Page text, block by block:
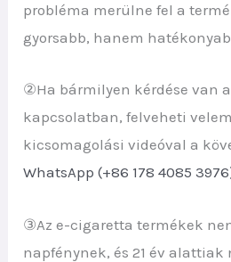
probléma merülne fel a
gyorsabb, hanem
②Ha bármilyen kérdése van
kapcsolatban, felveheti
kicsomagolási videóval a
WhatsApp (+86 178 4085
③Az e-cigaretta termékek
napfénynek, és 21 év